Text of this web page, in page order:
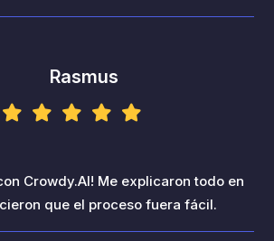
Rasmus
Crowdy.AI! Me explicaron todo en
que el proceso fuera fácil.